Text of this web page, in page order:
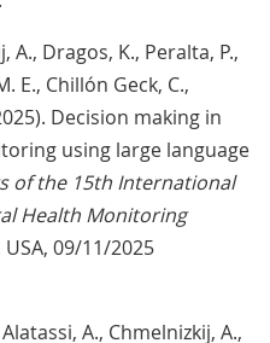
A., Dragos, K., Peralta, P.,
E., Chillón Geck, C.,
Decision making in
using large language
of the 15th International
Health Monitoring
09/11/2025
A., Chmelnizkij, A.,